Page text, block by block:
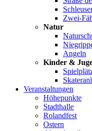
Zwei-
Natur
Angeln
Kinder &
Veranstaltungen
Höhepunkte
Stadthalle
Rolandfest
Ostern